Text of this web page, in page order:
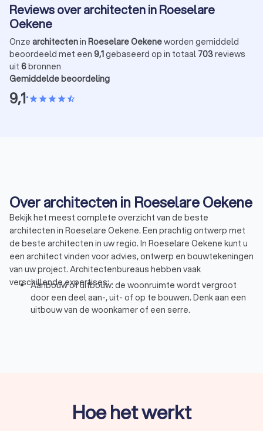
Reviews over architecten in Roeselare
Oekene
Onze architectenin Roeselare Oekeneworden gemiddeld
beoordeeld met een 9,1gebaseerd op in totaal 703reviews
uit 6bronnen
Gemiddelde beoordeling
9,1•starstarstarstarstar_half
Over architecten in Roeselare Oekene
Bekijk het meest complete overzicht van de beste
architecten in Roeselare Oekene. Een prachtig ontwerp met
de beste architecten in uw regio. In Roeselare Oekene kunt u
een architect vinden voor advies, ontwerp en bouwtekeningen
van uw project. Architectenbureaus hebben vaak
verschillende expertises:
Aanbouw of uitbouw: de woonruimte wordt vergroot
door een deel aan-, uit- of op te bouwen. Denk aan een
uitbouw van de woonkamer of een serre.
moeten komen en wat de juiste constructie
(draagmuren) is. Denk daarnaast ook aan het lichtplan
Hoe het werkt